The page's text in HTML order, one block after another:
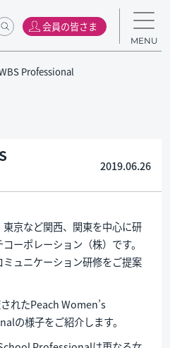
会員の皆さま
MENU
Professional
2019.06.26
京など関西、関東を中心に研
ーポレーション（株）です。
ュニケーション研修をご提案
れたPeach Women’s
の様子をご紹介します。